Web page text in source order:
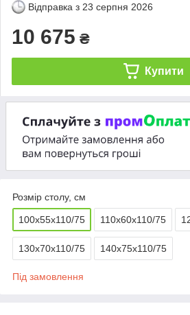
Відправка з 23 серпня 2026
10 675 ₴
Купити
Розмір столу, см
100х55х110/75 110х60х110/75
130х70х110/75 140х75х110/75
Під замовлення